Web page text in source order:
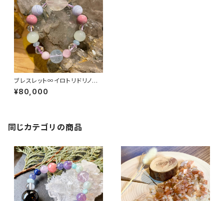
ブレスレット∞イロトリドリノ天
使とウタッテオドロウ♪∞
¥80,000
同じカテゴリの商品